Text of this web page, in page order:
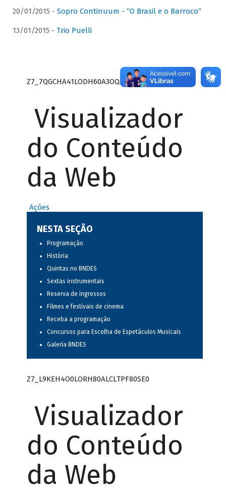
20/01/2015 - Sopro Continuum - “O Brasil e o Barroco”
13/01/2015 - Trio Puelli
Z7_7QGCHA41LODH60A3OQA8RN1415
Visualizador
do Conteúdo
da Web
Ações
NESTA SEÇÃO
Programação
História
Quintas no BNDES
Sextas instrumentais
Reserva de ingressos
Filmes e festivais de cinema
Receba a programação
Concursos para Escolha de Espetáculos Musicais
Galeria BNDES
Z7_L9KEH4O0LORH80ALCLTPF80SE0
Visualizador
do Conteúdo
da Web